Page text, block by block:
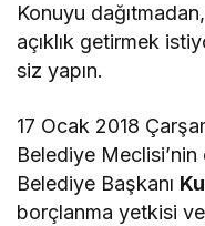
Konuyu
açıklık getirmek
siz yapın.
17 Ocak 2018
Belediye
Belediye Başkanı
borçlanma yetkisi